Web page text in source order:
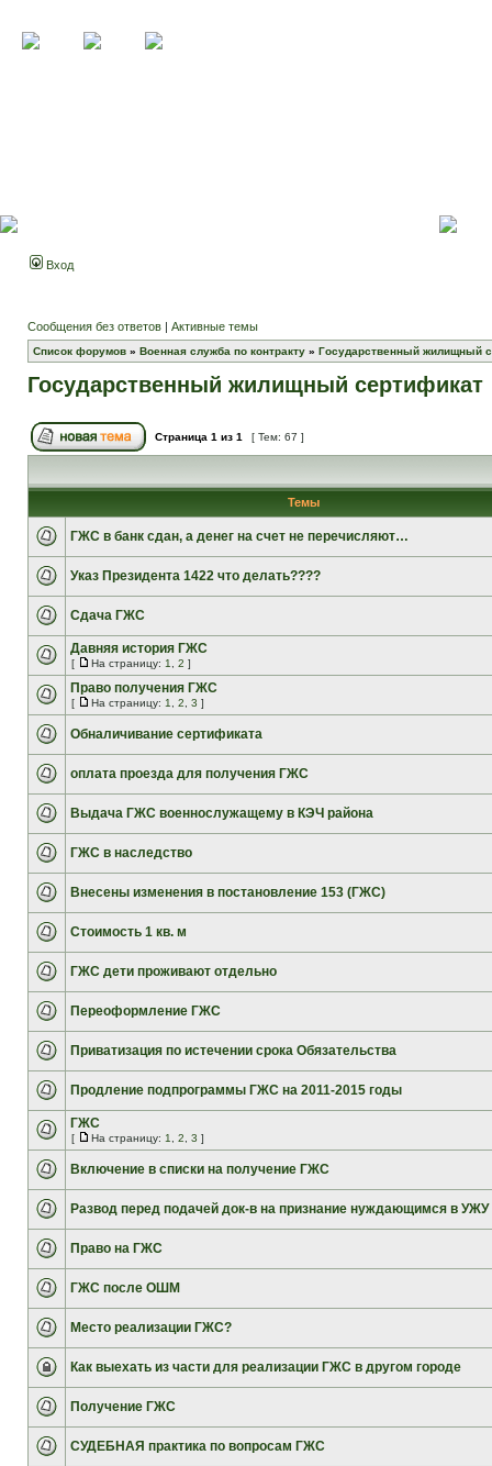
Вход
Сообщения без ответов | Активные темы
Список форумов » Военная служба по контракту » Государственный жилищный
Государственный жилищный сертификат
Страница 1 из 1 [ Тем: 67 ]
Темы
ГЖС в банк сдан, а денег на счет не перечисляют…
Указ Президента 1422 что делать????
Сдача ГЖС
Давняя история ГЖС
[ На страницу: 1 2 ]
Право получения ГЖС
[ На страницу: 1 2 3 ]
Обналичивание сертификата
оплата проезда для получения ГЖС
Выдача ГЖС военнослужащему в КЭЧ района
ГЖС в наследство
Внесены изменения в постановление 153 (ГЖС)
Стоимость 1 кв. м
ГЖС дети проживают отдельно
Переоформление ГЖС
Приватизация по истечении срока Обязательства
Продление подпрограммы ГЖС на 2011-2015 годы
ГЖС
[ На страницу: 1 2 3 ]
Включение в списки на получение ГЖС
Развод перед подачей док-в на признание нуждающимся в УЖУ
Право на ГЖС
ГЖС после ОШМ
Место реализации ГЖС?
Как выехать из части для реализации ГЖС в другом городе
Получение ГЖС
СУДЕБНАЯ практика по вопросам ГЖС